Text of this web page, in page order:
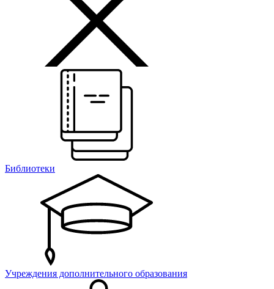
Библиотеки
Учреждения дополнительного образования